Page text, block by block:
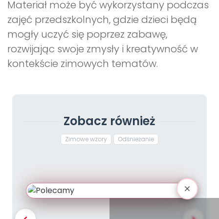
Materiał może być wykorzystany podczas
zajęć przedszkolnych, gdzie dzieci będą
mogły uczyć się poprzez zabawę,
rozwijając swoje zmysły i kreatywność w
kontekście zimowych tematów.
Zobacz również
Zimowe wzory Odśnieżanie